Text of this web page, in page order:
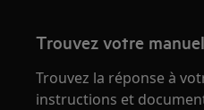
Trouvez votre
Trouvez la réponse à
instructions et